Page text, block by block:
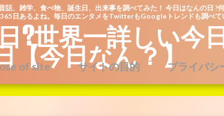
雑学、食べ物、誕生日、出来事を調べてみた！ 今日はなんの日
日あるよね。毎日のエンタメをTwitterもGoogleトレンドも調べて
?世界一詳しい今
【今日なん？】
of site サイトの目的 プライバシ